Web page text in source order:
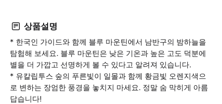
상품설명
* 한국인 가이드와 함께 블루 마운틴에서 남반구의 밤하늘을
탐험해 보세요. 블루 마운틴은 낮은 기온과 높은 고도 덕분에
별을 더 가깝고 선명하게 볼 수 있다고 알려져 있습니다.
* 유칼립투스 숲의 푸른빛이 일몰과 함께 황금빛 오렌지색으
로 변하는 장엄한 풍경을 놓치지 마세요. 정말 숨 막히게 아름
답습니다!